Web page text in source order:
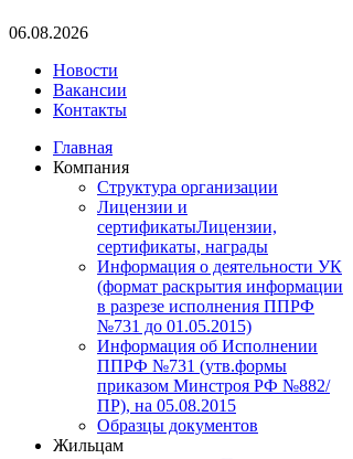
06.08.2026
Новости
Вакансии
Контакты
Главная
Компания
Структура организации
Лицензии и
сертификатыЛицензии,
сертификаты, награды
Информация о деятельности УК
(формат раскрытия информации
в разрезе исполнения ППРФ
№731 до 01.05.2015)
Информация об Исполнении
ППРФ №731 (утв.формы
приказом Минстроя РФ №882/
ПР), на 05.08.2015
Образцы документов
Жильцам